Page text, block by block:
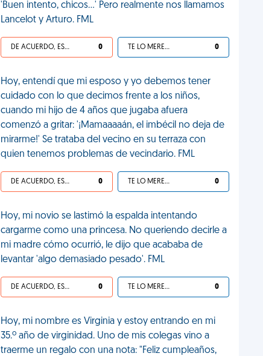
'Buen intento, chicos...' Pero realmente nos llamamos
Lancelot y Arturo. FML
DE ACUERDO, ES UNA VIDA HP 0 TE LO MERECES 0
Hoy, entendí que mi esposo y yo debemos tener
cuidado con lo que decimos frente a los niños,
cuando mi hijo de 4 años que jugaba afuera
comenzó a gritar: '¡Mamaaaaán, el imbécil no deja de
mirarme!' Se trataba del vecino en su terraza con
quien tenemos problemas de vecindario. FML
DE ACUERDO, ES UNA VIDA HP 0 TE LO MERECES 0
Hoy, mi novio se lastimó la espalda intentando
cargarme como una princesa. No queriendo decirle a
mi madre cómo ocurrió, le dijo que acababa de
levantar 'algo demasiado pesado'. FML
DE ACUERDO, ES UNA VIDA HP 0 TE LO MERECES 0
Hoy, mi nombre es Virginia y estoy entrando en mi
35.º año de virginidad. Uno de mis colegas vino a
traerme un regalo con una nota: "Feliz cumpleaños,